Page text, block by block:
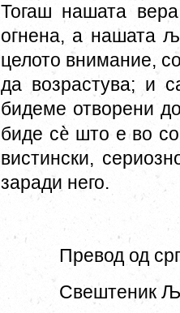
Тогаш нашата
огнена, а нашата
целото внимание,
да возрастува; и
бидеме отворени
биде сèшто е во
вистински,
заради него.
Превод од
Свештеник